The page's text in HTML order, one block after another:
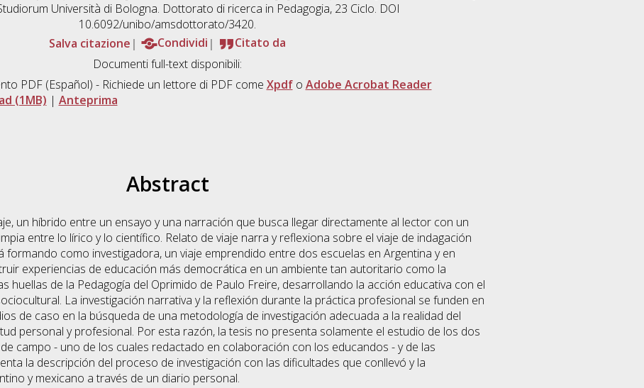
Università di Bologna. Dottorato di ricerca in Pedagogia, 23 Ciclo. DOI
10.6092/unibo/amsdottorato/3420.
Salva citazione
Condividi
Citato da
Documenti full-text disponibili:
PDF(Español) - Richiede un lettore di PDF come Xpdfo Adobe Acrobat Reader
(1MB) | Anteprima
Abstract
un híbrido entre un ensayo y una narración que busca llegar directamente al lector con un
entre lo lírico y lo científico. Relato de viaje narra y reflexiona sobre el viaje de indagación
formando como investigadora, un viaje emprendido entre dos escuelas en Argentina y en
experiencias de educación más democrática en un ambiente tan autoritario como la
huellas de la Pedagogía del Oprimido de Paulo Freire, desarrollando la acción educativa con el
La investigación narrativa y la reflexión durante la práctica profesional se funden en
de caso en la búsqueda de una metodología de investigación adecuada a la realidad del
personal y profesional. Por esta razón, la tesis no presenta solamente el estudio de los dos
campo - uno de los cuales redactado en colaboración con los educandos - y de las
la descripción del proceso de investigación con las dificultades que conllevó y la
y mexicano a través de un diario personal.